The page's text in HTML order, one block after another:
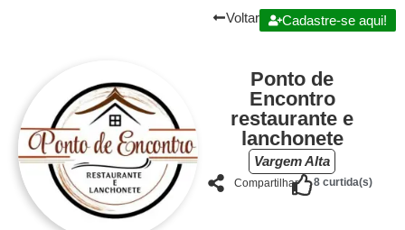
Cadastre-se aqui!
Voltar
Ponto de
Encontro
restaurante e
lanchonete
Vargem Alta
Compartilhar 8 curtida(s)